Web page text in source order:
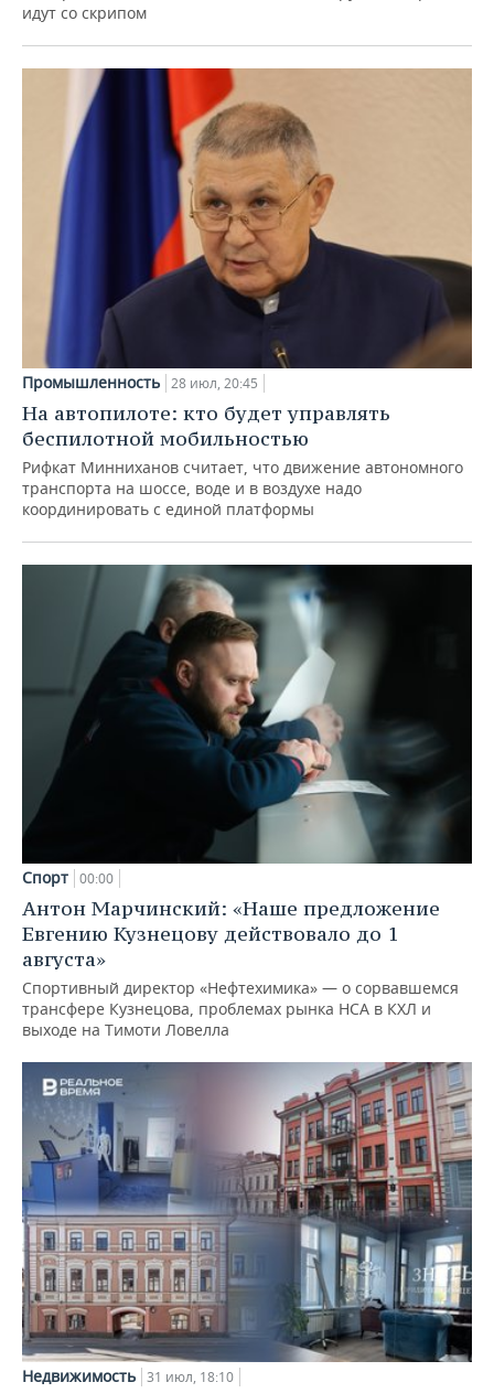
идут со скрипом
Промышленность 28 июл, 20:45
На автопилоте: кто будет управлять
беспилотной мобильностью
Рифкат Минниханов считает, что движение автономного
транспорта на шоссе, воде и в воздухе надо
координировать с единой платформы
Спорт 00:00
Антон Марчинский: «Наше предложение
Евгению Кузнецову действовало до 1
августа»
Спортивный директор «Нефтехимика» — о сорвавшемся
трансфере Кузнецова, проблемах рынка НСА в КХЛ и
выходе на Тимоти Ловелла
Недвижимость 31 июл, 18:10